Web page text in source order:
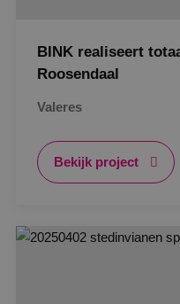
BINK realiseert
Roosendaal
Valeres
Bekijk project